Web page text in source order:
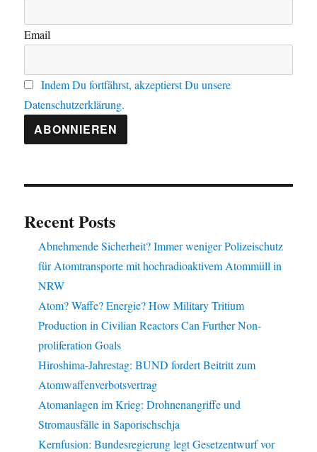
Email
Indem Du fortfährst, akzeptierst Du unsere
Datenschutzerklärung.
Recent Posts
Abnehmende Sicherheit? Immer weniger Polizeischutz
für Atomtransporte mit hochradioaktivem Atommüll in
NRW
Atom? Waffe? Energie? How Military Tritium
Production in Civilian Reactors Can Further Non-
proliferation Goals
Hiroshima-Jahrestag: BUND fordert Beitritt zum
Atomwaffenverbotsvertrag
Atomanlagen im Krieg: Drohnenangriffe und
Stromausfälle in Saporischschja
Kernfusion: Bundesregierung legt Gesetzentwurf vor